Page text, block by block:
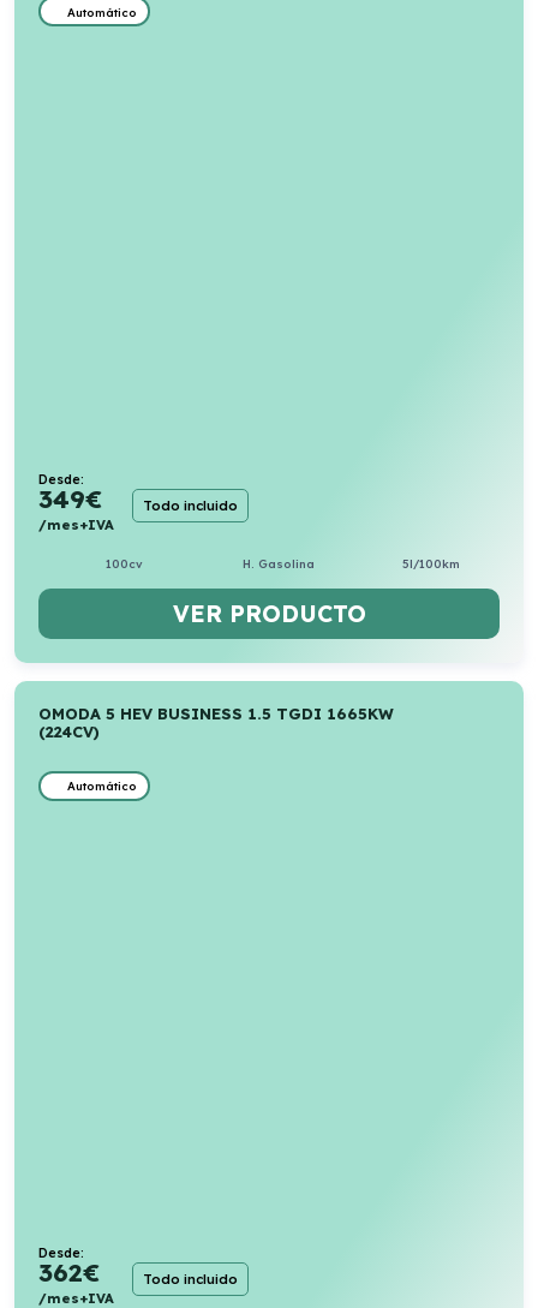
Automático
Desde:
349€
/mes+IVA
Todo incluido
100cv H. Gasolina 5l/100km
VER PRODUCTO
OMODA 5 HEV BUSINESS 1.5 TGDI 1665KW
(224CV)
Automático
Desde:
362€
/mes+IVA
Todo incluido